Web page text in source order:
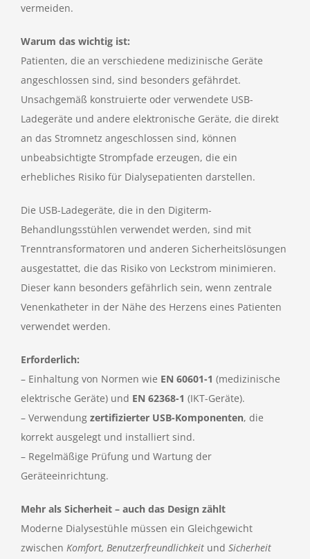
vermeiden.
Warum das wichtig ist:
Patienten, die an verschiedene medizinische Geräte
angeschlossen sind, sind besonders gefährdet.
Unsachgemäß konstruierte oder verwendete USB-
Ladegeräte und andere elektronische Geräte, die direkt
an das Stromnetz angeschlossen sind, können
unbeabsichtigte Strompfade erzeugen, die ein
erhebliches Risiko für Dialysepatienten darstellen.
Die USB-Ladegeräte, die in den Digiterm-
Behandlungsstühlen verwendet werden, sind mit
Trenntransformatoren und anderen Sicherheitslösungen
ausgestattet, die das Risiko von Leckstrom minimieren.
Dieser kann besonders gefährlich sein, wenn zentrale
Venenkatheter in der Nähe des Herzens eines Patienten
verwendet werden.
Erforderlich:
– Einhaltung von Normen wie EN 60601-1 (medizinische
elektrische Geräte) und EN 62368-1 (IKT-Geräte).
– Verwendung zertifizierter USB-Komponenten, die
korrekt ausgelegt und installiert sind.
– Regelmäßige Prüfung und Wartung der
Geräteeinrichtung.
Mehr als Sicherheit – auch das Design zählt
Moderne Dialysestühle müssen ein Gleichgewicht
zwischen Komfort, Benutzerfreundlichkeitund Sicherheit